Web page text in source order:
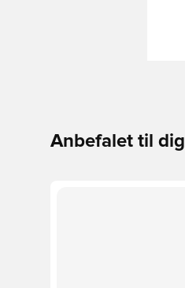
Anbefalet til dig